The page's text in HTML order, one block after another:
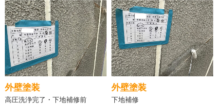
外壁塗装
高圧洗浄完了・下地補修前
外壁塗装
下地補修